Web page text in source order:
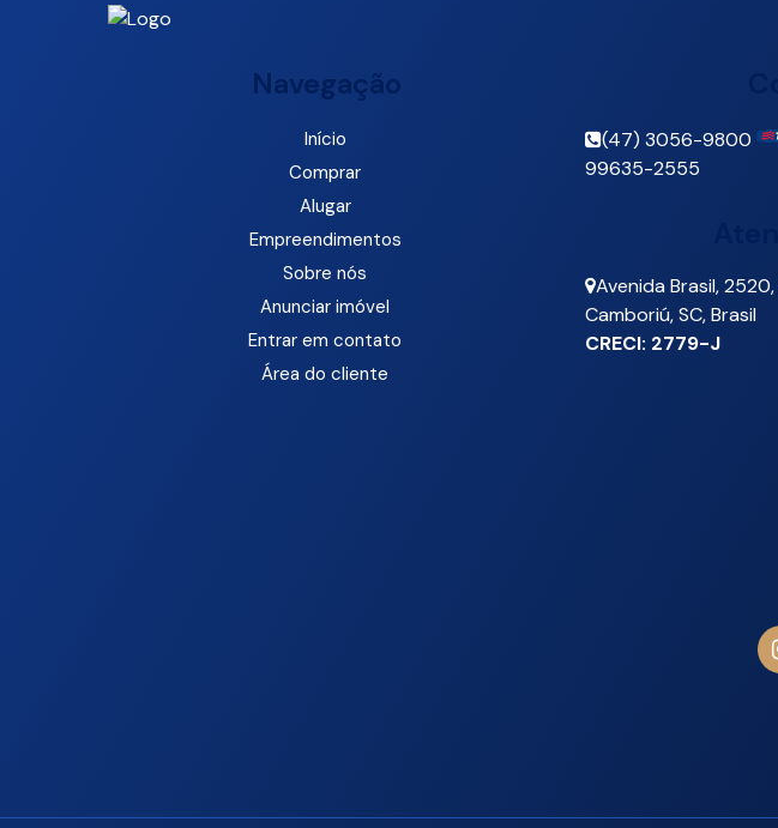
Navegação
Início
Comprar
Alugar
Empreendimentos
Sobre nós
Anunciar imóvel
Entrar em contato
Área do cliente
(47) 3056-9800
99635-2555
Avenida Brasil,2520,
Camboriú,SC,Brasil
CRECI: 2779-J